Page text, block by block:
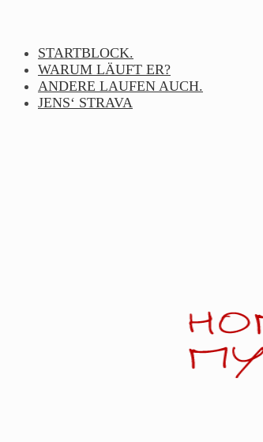
contentSTARTBLOCK.
WARUM LÄUFT ER?
ANDERE LAUFEN AUCH.
JENS‘ STRAVA